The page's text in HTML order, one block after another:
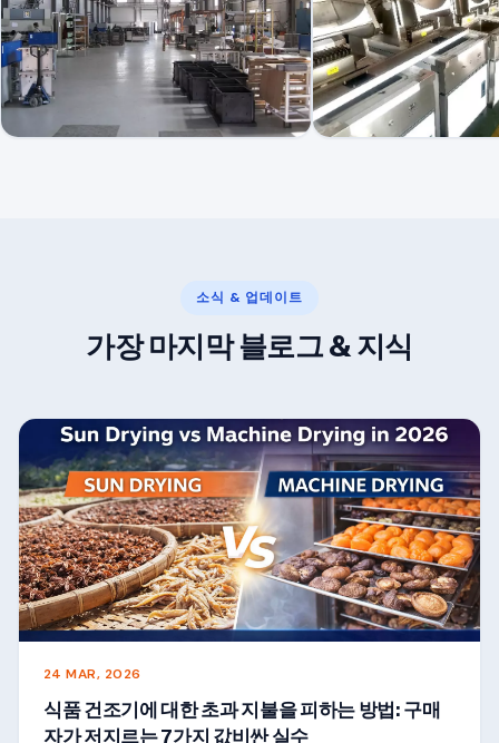
소식 & 업데이트
가장 마지막 블로그 & 지식
24 MAR, 2026
식품 건조기에 대한 초과 지불을 피하는 방법: 구매
자가 저지르는 7가지 값비싼 실수